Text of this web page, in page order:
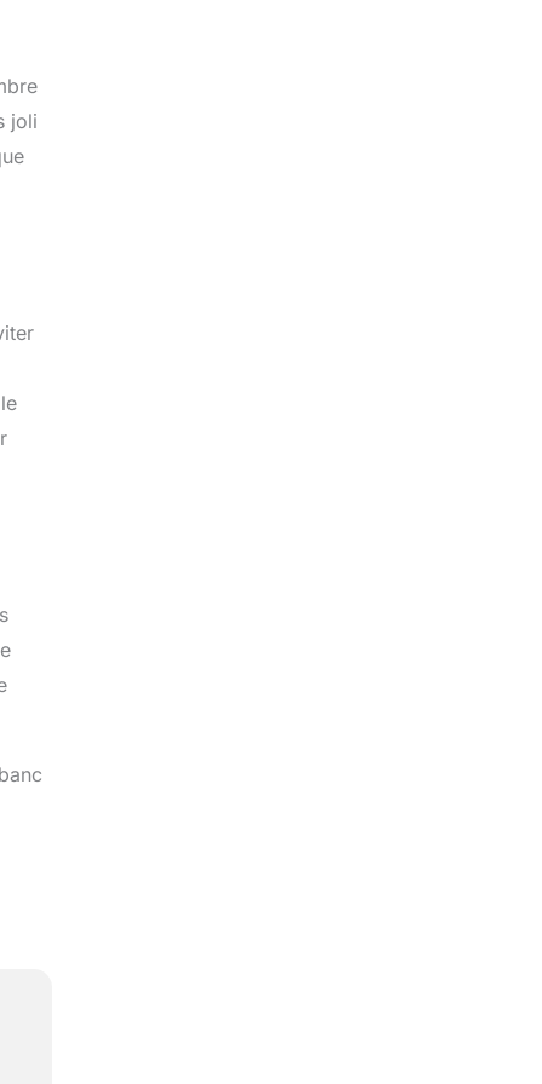
joli